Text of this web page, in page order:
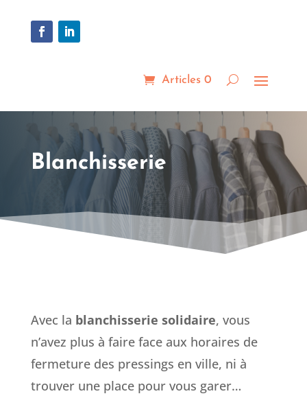
Articles 0
Blanchisserie
Avec la blanchisserie solidaire, vous
n’avez plus à faire face aux horaires de
fermeture des pressings en ville, ni à
trouver une place pour vous garer…